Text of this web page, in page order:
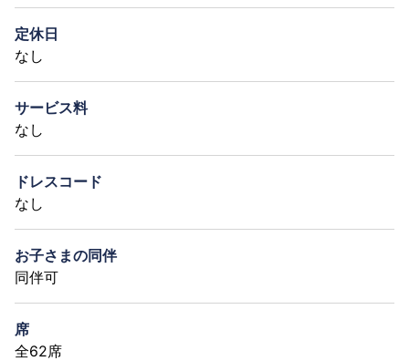
定休日
なし
サービス料
なし
ドレスコード
なし
お子さまの同伴
同伴可
席
全62席